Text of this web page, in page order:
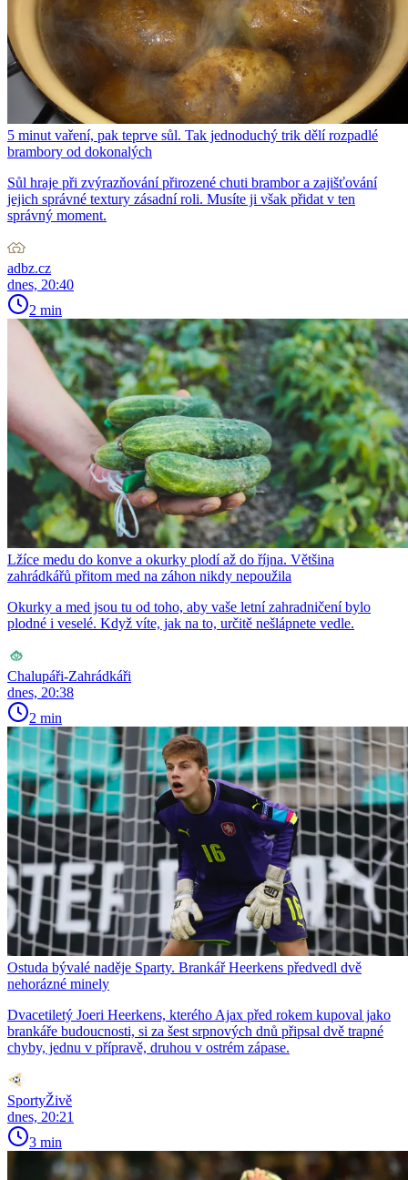
5 minut vaření, pak teprve sůl. Tak jednoduchý trik dělí rozpadlé
brambory od dokonalých
Sůl hraje při zvýrazňování přirozené chuti brambor a zajišťování
jejich správné textury zásadní roli. Musíte ji však přidat v ten
správný moment.
adbz.cz
dnes, 20:40
2 min
Lžíce medu do konve a okurky plodí až do října. Většina
zahrádkářů přitom med na záhon nikdy nepoužila
Okurky a med jsou tu od toho, aby vaše letní zahradničení bylo
plodné i veselé. Když víte, jak na to, určitě nešlápnete vedle.
Chalupáři-Zahrádkáři
dnes, 20:38
2 min
Ostuda bývalé naděje Sparty. Brankář Heerkens předvedl dvě
nehorázné minely
Dvacetiletý Joeri Heerkens, kterého Ajax před rokem kupoval jako
brankáře budoucnosti, si za šest srpnových dnů připsal dvě trapné
chyby, jednu v přípravě, druhou v ostrém zápase.
SportyŽivě
dnes, 20:21
3 min